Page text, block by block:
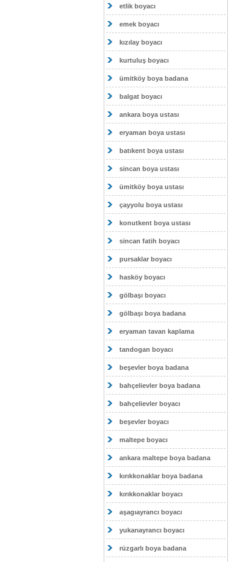
etlik boyacı
emek boyacı
kızılay boyacı
kurtuluş boyacı
ümitköy boya badana
balgat boyacı
ankara boya ustası
eryaman boya ustası
batıkent boya ustası
sincan boya ustası
ümitköy boya ustası
çayyolu boya ustası
konutkent boya ustası
sincan fatih boyacı
pursaklar boyacı
hasköy boyacı
gölbaşı boyacı
gölbaşı boya badana
eryaman tavan kaplama
tandogan boyacı
beşevler boya badana
bahçelievler boya badana
bahçelievler boyacı
beşevler boyacı
maltepe boyacı
ankara maltepe boya badana
kırıkkonaklar boya badana
kırıkkonaklar boyacı
aşagıayrancı boyacı
yukarıayrancı boyacı
rüzgarlı boya badana